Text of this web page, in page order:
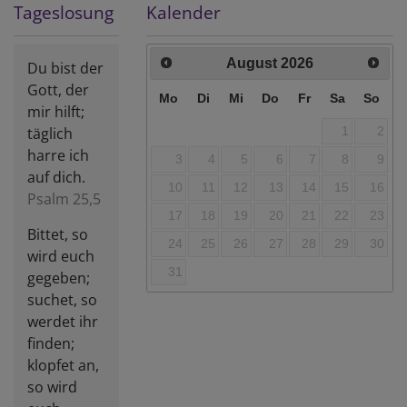
Tageslosung
Du bist der
Gott, der
mir hilft;
täglich
harre ich
auf dich.
Psalm 25,5
Bittet, so
wird euch
gegeben;
suchet, so
werdet ihr
finden;
klopfet an,
so wird
Kalender
August 2026
Mo Di Mi Do Fr Sa So
1
2
3
4 5 6 7 8
9
10
11 12 13 14 15
16
17
18 19 20 21 22
23
24
25 26 27 28 29
30
31